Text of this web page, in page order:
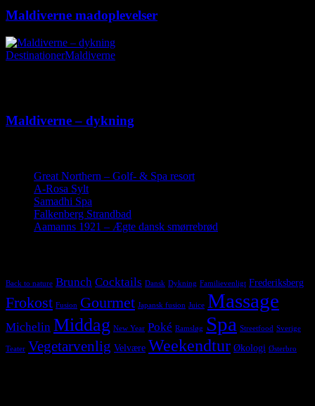
Maldiverne madoplevelser
DestinationerMaldiverne
Maldiverne – dykning
Great Northern – Golf- & Spa resort
A-Rosa Sylt
Samadhi Spa
Falkenberg Strandbad
Aamanns 1921 – Ægte dansk smørrebrød
Back to nature Brunch Cocktails Dansk Dykning Familievenligt Frederiksberg
Frokost Fusion Gourmet Japansk fusion Juice Massage
Michelin Middag New Year Poké Ramsløg Spa Streetfood Sverige
Teater Vegetarvenlig Velvære Weekendtur Økologi Østerbro